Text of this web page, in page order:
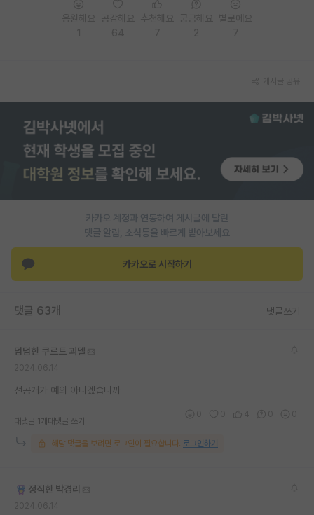
카카오 계정과 연동하여 게시글에 달린
댓글 알람, 소식등을 빠르게 받아보세요
카카오로 시작하기
댓글 63개 댓글쓰기
덤덤한 쿠르트 괴델
선공개가 예의 아니겠습니까
대댓글 1개 대댓글 쓰기
해당 댓글을 보려면 로그인이 필요합니다. 로그인하기
정직한 박경리